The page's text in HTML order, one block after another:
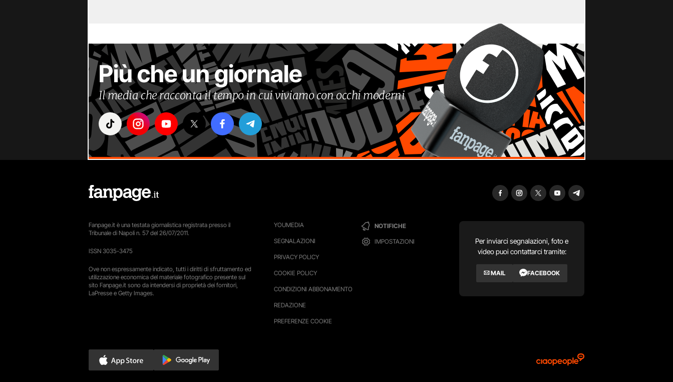
Più che un giornale
Il media che racconta il tempo in cui viviamo con occhi moderni
YOUMEDIA
SEGNALAZIONI
PRIVACY POLICY
COOKIE POLICY
CONDIZIONI ABBONAMENTO
REDAZIONE
PREFERENZE COOKIE
NOTIFICHE
IMPOSTAZIONI
Per inviarci segnalazioni, foto e
video puoi contattarci tramite:
MAIL FACEBOOK
Fanpage.it è una testata giornalistica registrata presso il
Tribunale di Napoli n. 57 del 26/07/2011.
ISSN 3035-3475
Ove non espressamente indicato, tutti i diritti di sfruttamento ed
utilizzazione economica del materiale fotografico presente sul
sito Fanpage.it sono da intendersi di proprietà dei fornitori,
LaPresse e Getty Images.